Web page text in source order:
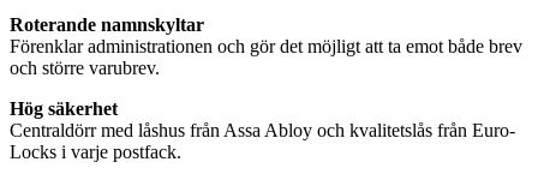
Roterande namnskyltar
Förenklar administrationen och gör det möjligt att ta emot både brev
och större varubrev.
Hög säkerhet
Centraldörr med låshus från Assa Abloy och kvalitetslås från Euro-
Locks i varje postfack.